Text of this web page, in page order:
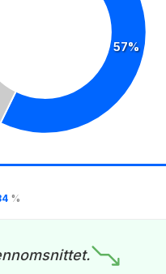
57%
%